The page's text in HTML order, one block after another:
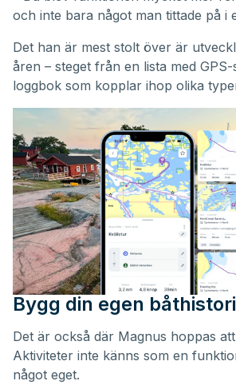
och inte bara något man tittade på i
Det han är mest stolt över är
åren – steget från en lista med
loggbok som kopplar ihop olika
Bygg din egen
Det är också där Magnus hoppas
Aktiviteter inte känns som en
något eget.